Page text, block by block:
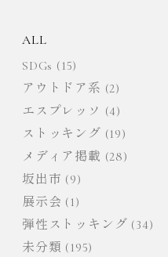
ン
ALL
SDGs (15)
アウトドア系 (2)
エスプレッソ (4)
ストッキング (19)
メディア掲載 (28)
坂出市 (9)
展示会 (1)
弾性ストッキング (34)
未分類 (195)